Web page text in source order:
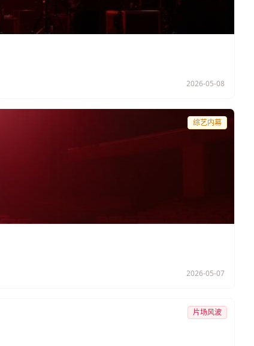
2026-05-08
综艺内幕
2026-05-07
片场风波